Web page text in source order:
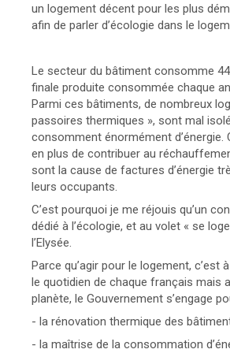
un logement décent pour les plus
afin de parler d’écologie dans le
Le secteur du bâtiment consomme 44
finale produite consommée chaque
Parmi ces bâtiments, de nombreux
passoires thermiques », sont mal
consomment énormément d’énergie.
en plus de contribuer au
sont la cause de factures d’énergie
leurs occupants.
C’est pourquoi je me réjouis qu’un
dédié à l’écologie, et au volet « se
l’Elysée.
Parce qu’agir pour le logement, c’est
le quotidien de chaque français mais
planète, le Gouvernement s’engage
- la rénovation thermique des
- la maîtrise de la consommation